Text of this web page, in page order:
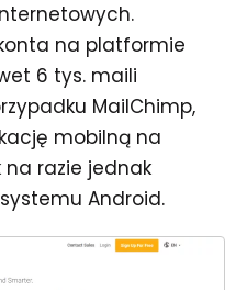
na platformie
6 tys. maili
MailChimp,
mobilną na
razie jednak
Android.